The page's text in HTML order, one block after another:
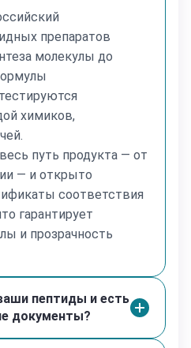
методом
сушки), что
пептидов при
3–4 месяцев.
в
пептиды необходимо
температуре +2…+8°C для
Срок годности
составляет до 30
при котором
замораживанию с
растворителя под
прямое
фазы в газообразную,
препаратов
молекулы до
химиков,
путь продукта — от
— и открыто
соответствия
гарантирует
и прозрачность
пептиды и есть
документы?